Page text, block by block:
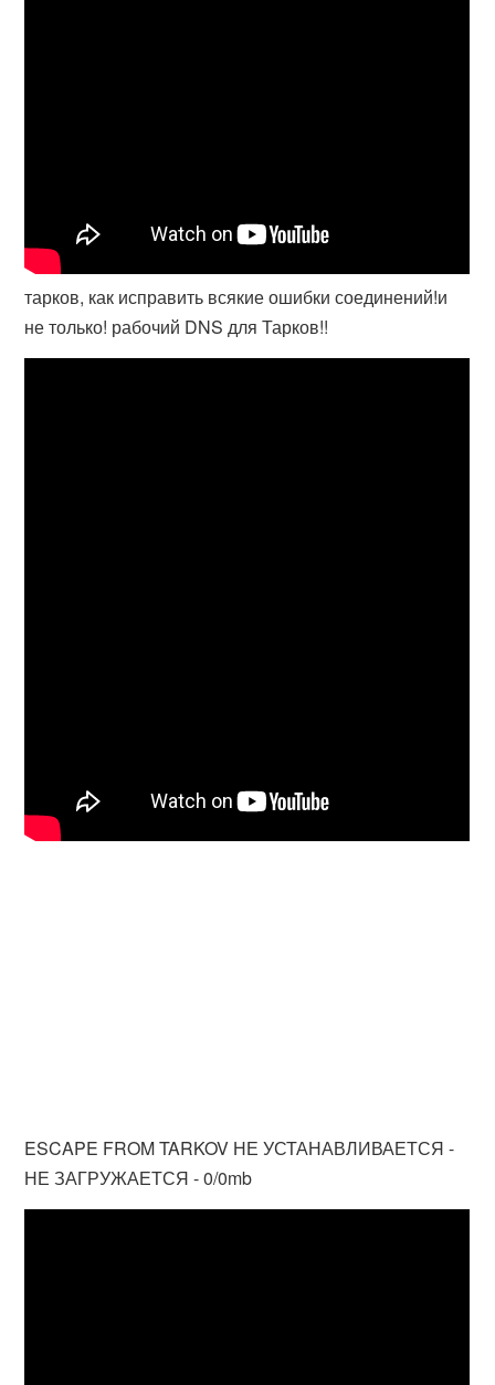
тарков, как исправить всякие ошибки соединений!и
не только! рабочий DNS для Тарков!!
ESCAPE FROM TARKOV НЕ УСТАНАВЛИВАЕТСЯ -
НЕ ЗАГРУЖАЕТСЯ - 0/0mb